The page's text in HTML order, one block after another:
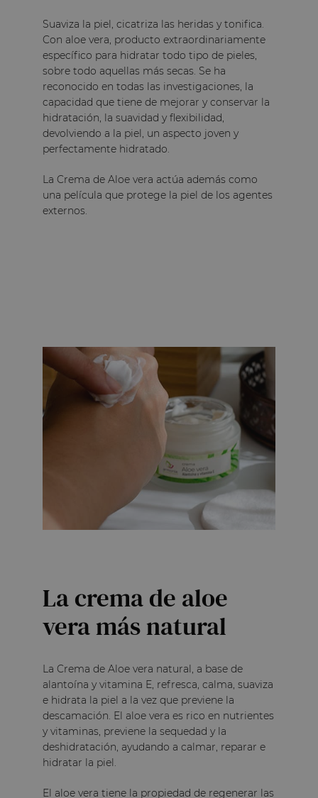
Suaviza la piel, cicatriza las heridas y tonifica.
Con aloe vera, producto extraordinariamente
específico para hidratar todo tipo de pieles,
sobre todo aquellas más secas. Se ha
reconocido en todas las investigaciones, la
capacidad que tiene de mejorar y conservar la
hidratación, la suavidad y flexibilidad,
devolviendo a la piel, un aspecto joven y
perfectamente hidratado.
La Crema de Aloe vera actúa además como
una película que protege la piel de los agentes
externos.
La crema de aloe
vera más natural
La Crema de Aloe vera natural, a base de
alantoína y vitamina E, refresca, calma, suaviza
e hidrata la piel a la vez que previene la
descamación. El aloe vera es rico en nutrientes
y vitaminas, previene la sequedad y la
deshidratación, ayudando a calmar, reparar e
hidratar la piel.
El aloe vera tiene la propiedad de regenerar las